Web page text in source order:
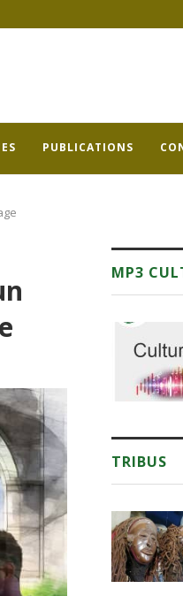
PUBLICATIONS
MP3
TRIBUS